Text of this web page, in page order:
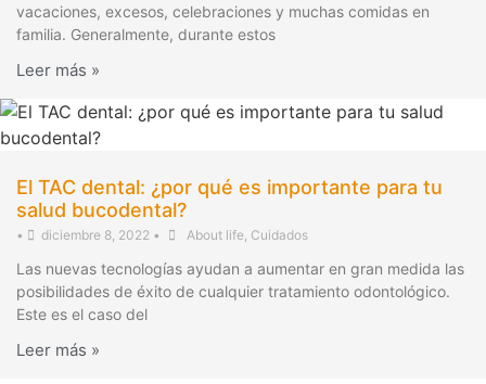
vacaciones, excesos, celebraciones y muchas comidas en
familia. Generalmente, durante estos
Leer más »
El TAC dental: ¿por qué es importante para tu
salud bucodental?
• diciembre 8, 2022 • About life, Cuidados
Las nuevas tecnologías ayudan a aumentar en gran medida las
posibilidades de éxito de cualquier tratamiento odontológico.
Este es el caso del
Leer más »